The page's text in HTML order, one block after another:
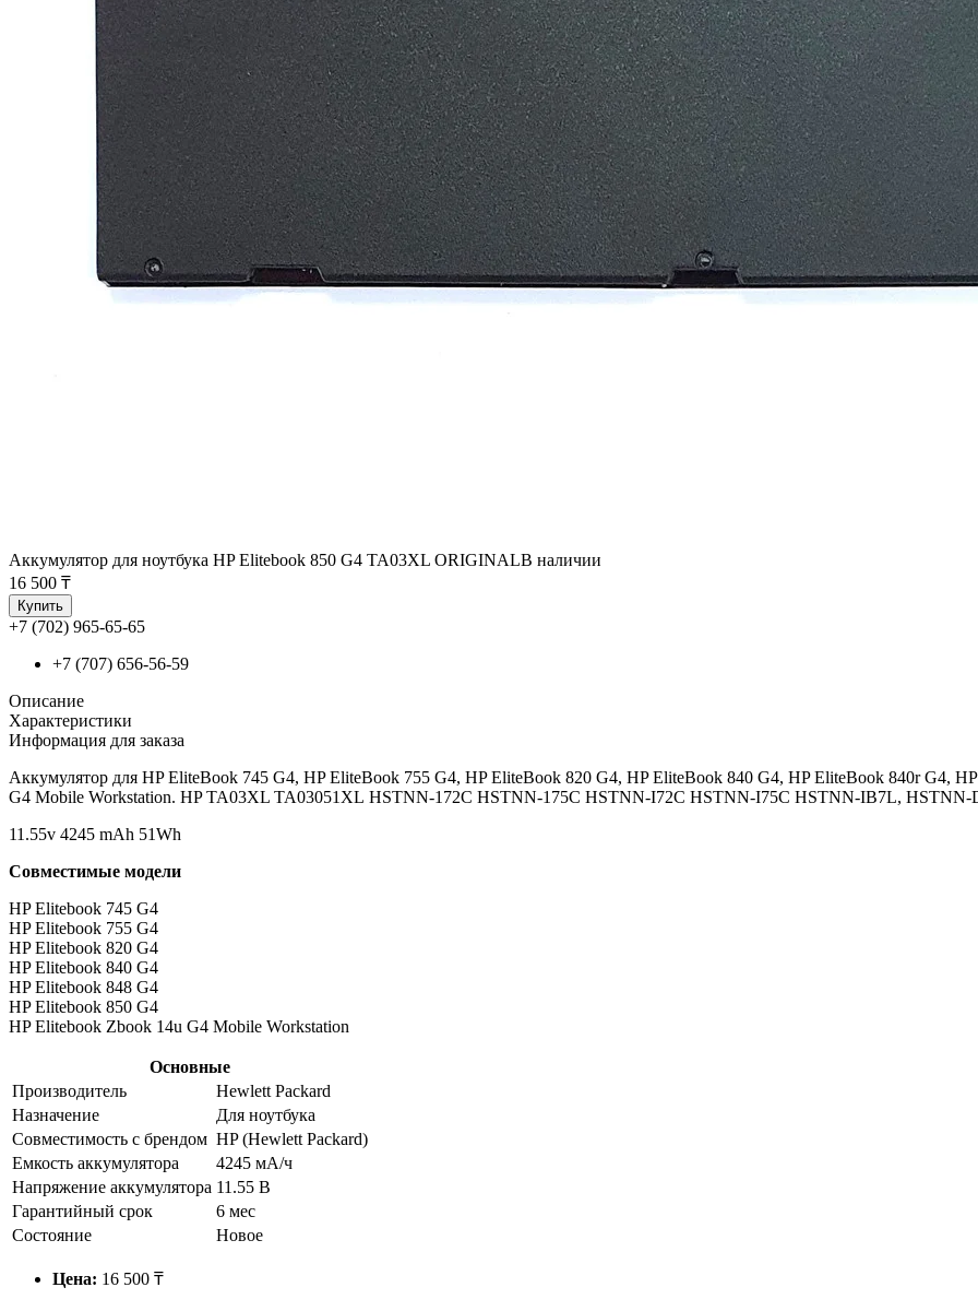
Аккумулятор для ноутбука HP Elitebook 850 G4 TA03XL ORIGINALВ наличии
16 500 ₸
Купить
+7 (702) 965-65-65
+7 (707) 656-56-59
Описание
Характеристики
Информация для заказа
Аккумулятор для HP EliteBook 745 G4, HP EliteBook 755 G4, HP EliteBook 820 G4, HP EliteBook 840 G4, HP EliteBook 840r G4,
G4 Mobile Workstation. HP TA03XL TA03051XL HSTNN-172C HSTNN-175C HSTNN-I72C HSTNN-I75C HSTNN-IB7L, HSTNN-
11.55v 4245 mAh 51Wh
Совместимые модели
HP Elitebook 745 G4
HP Elitebook 755 G4
HP Elitebook 820 G4
HP Elitebook 840 G4
HP Elitebook 848 G4
HP Elitebook 850 G4
HP Elitebook Zbook 14u G4 Mobile Workstation
Основные
Производитель
Hewlett Packard
Назначение
Для ноутбука
Совместимость с брендом HP (Hewlett Packard)
Емкость аккумулятора
4245 мА/ч
Напряжение аккумулятора 11.55 В
Гарантийный срок
6 мес
Состояние
Новое
Цена: 16 500 ₸